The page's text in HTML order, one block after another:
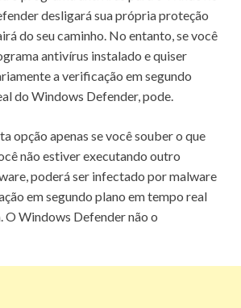
desligará sua própria proteção
do seu caminho. No entanto, se você
antivírus instalado e quiser
a verificação em segundo
do Windows Defender, pode.
opção apenas se você souber o que
não estiver executando outro
poderá ser infectado por malware
em segundo plano em tempo real
O Windows Defender não o